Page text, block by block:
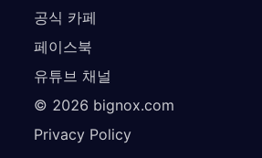
공식 카페
페이스북
유튜브 채널
© 2026 bignox.com
Privacy Policy